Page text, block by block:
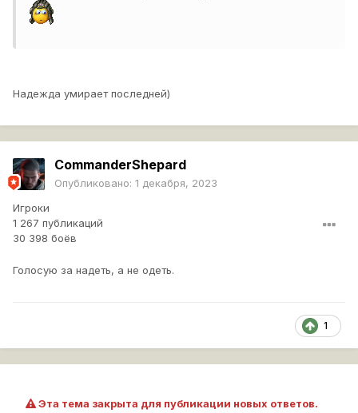
Надежда умирает последней)
CommanderShepard
Опубликовано: 1 декабря, 2023
Игроки
1 267 публикаций
30 398 боёв
Голосую за надеть, а не одеть.
1
Эта тема закрыта для публикации новых ответов.